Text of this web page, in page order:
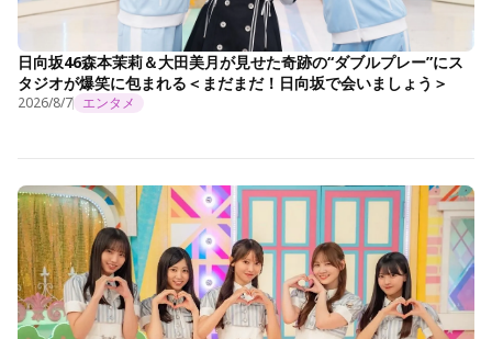
日向坂46森本茉莉＆大田美月が見せた奇跡の“ダブルプレー”にス
タジオが爆笑に包まれる＜まだまだ！日向坂で会いましょう＞
2026/8/7 エンタメ